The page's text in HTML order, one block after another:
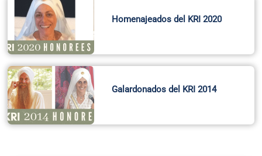
Homenajeados del KRI 2020
Galardonados del KRI 2014